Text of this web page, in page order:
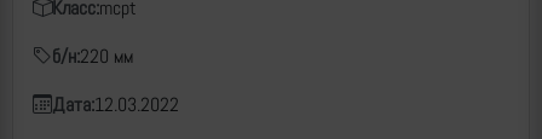
Класс:mcpt
б/н:220 мм
Дата:12.03.2022